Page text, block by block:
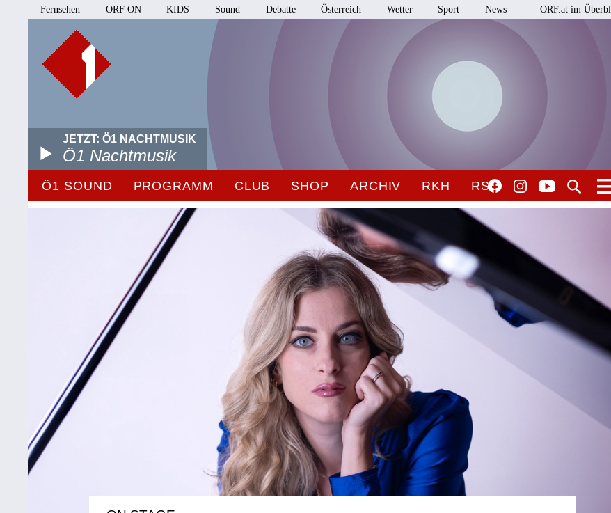
Fernsehen ORF ON KIDS Sound Debatte Österreich Wetter Sport News ORF.at im
JETZT: Ö1 NACHTMUSIK
Ö1 Nachtmusik
Ö1 SOUND PROGRAMM CLUB SHOP ARCHIV RKH RSO